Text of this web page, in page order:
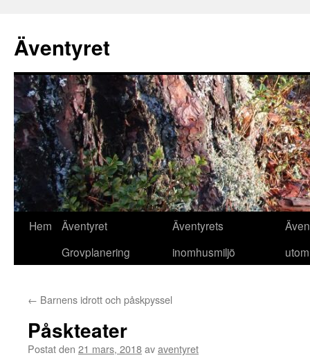
Äventyret
Hoppa
Hem
Äventyret
Grovplanering
Äventyrets
inomhusmiljö
← Barnens idrott och påskpyssel
Påskteater
Postat den 21 mars, 2018avaventyret